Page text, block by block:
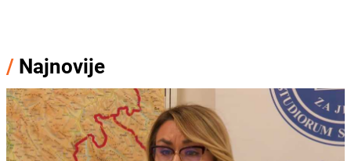
/ Najnovije